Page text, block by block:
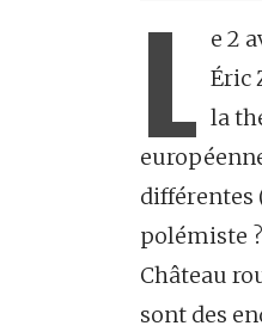
L e 2
Éric
la
différentes
polémiste
Château
sont des